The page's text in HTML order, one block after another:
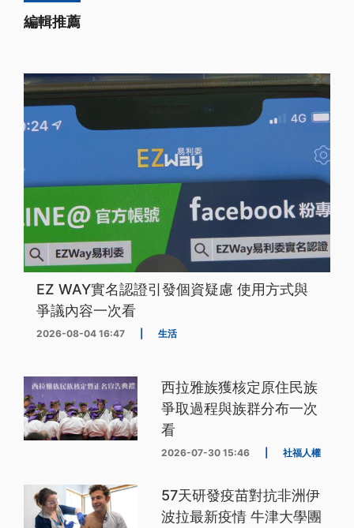
編輯推薦
EZ WAY實名認證引發個資疑慮 使用方式與
爭議內容一次看
2026-08-04 16:47 生活
西拉雅族獲核定原住民族
爭取過程與族群分布一次
看
2026-07-30 15:46 社福人權
57天研發疫苗對抗非洲伊
波拉最新疫情 牛津大學團